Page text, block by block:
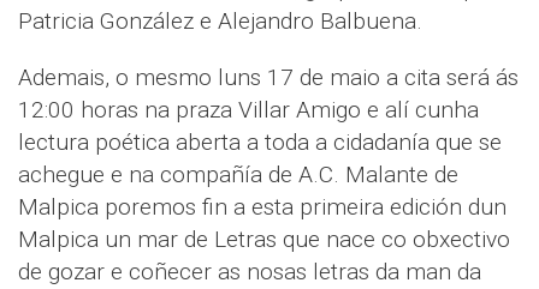
Patricia González e Alejandro Balbuena.
Ademais, o mesmo luns 17 de maio a cita será ás
12:00 horas na praza Villar Amigo e alí cunha
lectura poética aberta a toda a cidadanía que se
achegue e na compañía de A.C. Malante de
Malpica poremos fin a esta primeira edición dun
Malpica un mar de Letras que nace co obxectivo
de gozar e coñecer as nosas letras da man da